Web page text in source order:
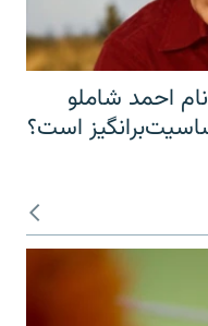
احمد شاملو
است؟